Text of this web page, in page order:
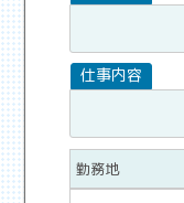
勤務地